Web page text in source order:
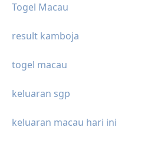
Togel Macau
result kamboja
togel macau
keluaran sgp
keluaran macau hari ini